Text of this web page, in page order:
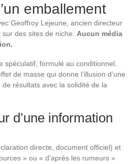
emballement
Geoffroy Lejeune, ancien directeur
des sites de niche. Aucun média
spéculatif, formulé au conditionnel.
de masse qui donne l’illusion d’une
résultats avec la solidité de la
d’une information
directe, document officiel) et
» ou « d’après les rumeurs »